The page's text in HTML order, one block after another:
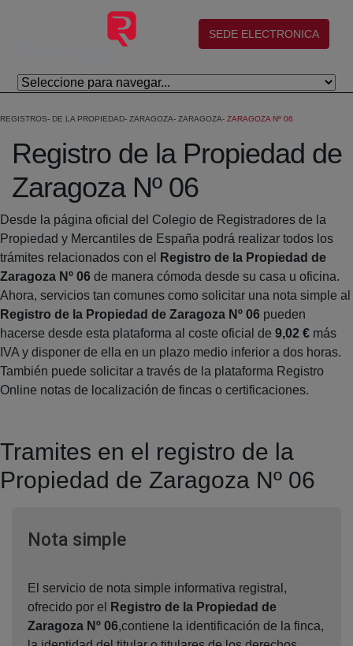
Saltar al contenido principal
(abre en nueva ventana)
SEDE ELECTRONICA
REGISTROS DE LA PROPIEDAD ZARAGOZA ZARAGOZA ZARAGOZA Nº 06
Registro de la Propiedad de
Zaragoza Nº 06
Desde la página oficial del Colegio de Registradores de la
Propiedad y Mercantiles de España podrá realizar todos los
trámites relacionados con el
Registro de la Propiedad de
Zaragoza Nº 06 de manera cómoda desde su casa u oficina.
Ahora, servicios tan comunes como solicitar una nota simple al
Registro de la Propiedad de Zaragoza Nº 06 pueden
hacerse desde esta plataforma al coste oficial de 9,02 € más
IVA y disponer de ella en un plazo medio inferior a dos horas.
También puede solicitar a través de la plataforma Registro
Online notas de localización de fincas o certificaciones.
Tramites en el registro de la
Propiedad de Zaragoza Nº 06
Nota simpleVentana nueva
El servicio de nota simple informativa registral,
ofrecido por el
Registro de la Propiedad de
Zaragoza Nº 06,contiene la identificación de la finca,